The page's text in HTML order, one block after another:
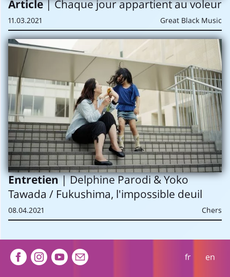
Article| Chaque jour appartient au voleur
11.03.2021 Great Black Music
Entretien| Delphine Parodi & Yoko
Tawada / Fukushima, l'impossible deuil
08.04.2021 Chers
Extra navigation fr en